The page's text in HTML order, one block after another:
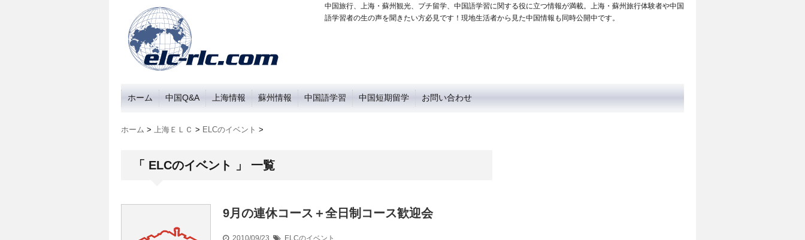
中国旅行、上海・蘇州観光、プチ留学、中国語学習に関する役に立つ情報が満載。上海・蘇州旅行体験者や中国
語学習者の生の声を聞きたい方必見です！現地生活者から見た中国情報も同時公開中です。
ホーム 中国Q&A 上海情報 蘇州情報 中国語学習 中国短期留学 お問い合わせ
ホーム > 上海ＥＬＣ > ELCのイベント >
「 ELCのイベント 」 一覧
9月の連休コース＋全日制コース歓迎会
2010/09/23 ELCのイベント